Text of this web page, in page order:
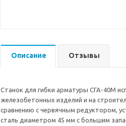
Описание Отзывы
Станок для гибки арматуры СГА-40М
железобетонных изделий и на
сравнению с червячным редуктором,
сталь диаметром 45 мм с большим